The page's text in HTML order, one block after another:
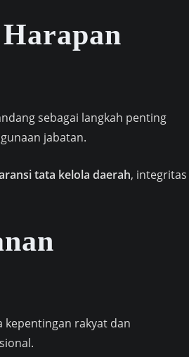
sebagai langkah penting
jabatan.
tata kelola daerah, integritas
rakyat dan